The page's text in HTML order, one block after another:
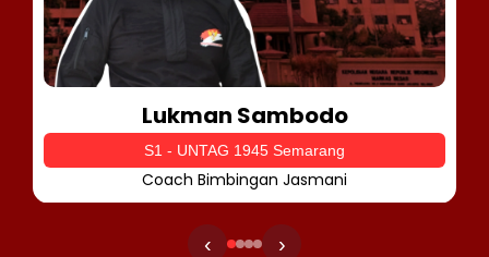
Lukman Sambodo
S1 - UNTAG 1945 Semarang
Coach Bimbingan Jasmani
‹ ›